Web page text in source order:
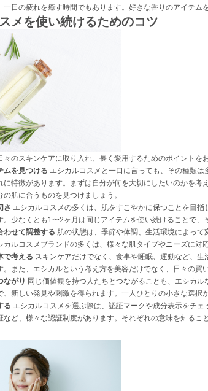
一日の疲れを癒す時間でもあります。好きな香りのアイテ
メを使い続けるためのコツ
々のスキンケアに取り入れ、長く愛用するためのポイントを
ムを見つける エシカルコスメと一口に言っても、その種類
に特徴があります。まずは自分が何を大切にしたいのかを
肌に合うものを見つけましょう。
さ エシカルコスメの多くは、肌をすこやかに保つことを目
。少なくとも1〜2ヶ月は同じアイテムを使い続けることで、
わせて調整する 肌の状態は、季節や体調、生活環境によっ
カルコスメブランドの多くは、様々な肌タイプやニーズに
で考える スキンケアだけでなく、食事や睡眠、運動など、
。また、エシカルという考え方を美容だけでなく、日々の
ながり 同じ価値観を持つ人たちとつながることも、エシカ
、新しい発見や刺激を得られます。一人ひとりの小さな選択
る エシカルコスメを選ぶ際は、認証マークや成分表示をチ
など、様々な認証制度があります。それぞれの意味を知るこ